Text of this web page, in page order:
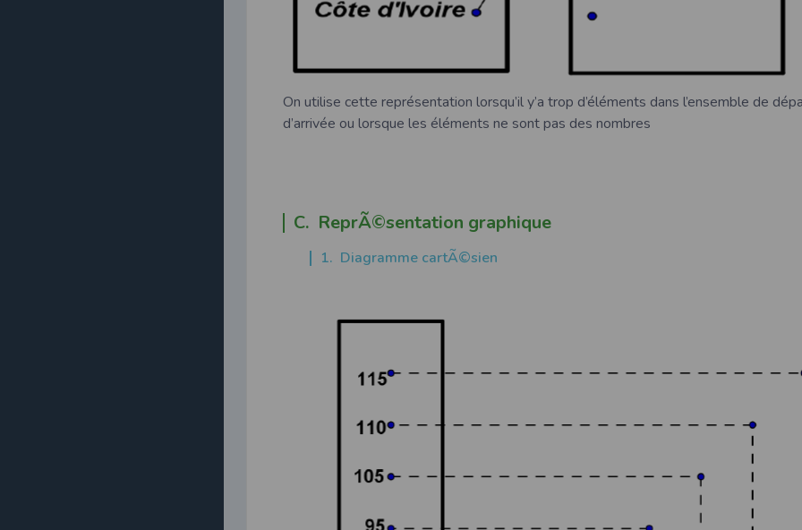
On utilise cette représentation lorsqu’il y’a trop d’éléments dans l’ensemble de
d’arrivée ou lorsque les éléments ne sont pas des nombres
C. ReprÃ©sentation graphique
1. Diagramme cartÃ©sien